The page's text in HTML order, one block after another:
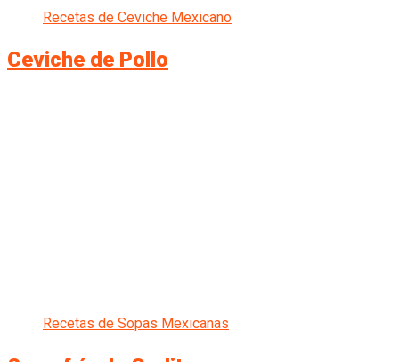
Recetas de Ceviche Mexicano
Ceviche de Pollo
Recetas de Sopas Mexicanas